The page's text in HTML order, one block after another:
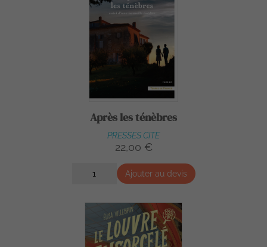
Après les ténèbres
PRESSES CITE
22,00 €
Ajouter au devis